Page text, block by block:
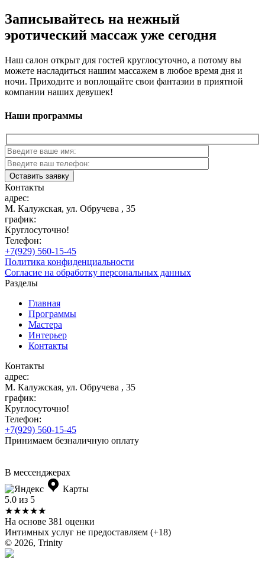
Записывайтесь на нежный
эротический массаж уже сегодня
Наш салон открыт для гостей круглосуточно, а потому вы
можете насладиться нашим массажем в любое время дня и
ночи. Приходите и воплощайте свои фантазии в приятной
компании наших девушек!
Наши программы
Контакты
адрес:
М. Калужская, ул. Обручева , 35
график:
Круглосуточно!
Телефон:
+7(929) 560-15-45
Политика конфиденциальности
Согласие на обработку персональных данных
Разделы
Главная
Программы
Мастера
Интерьер
Контакты
Контакты
адрес:
М. Калужская, ул. Обручева , 35
график:
Круглосуточно!
Телефон:
+7(929) 560-15-45
Принимаем безналичную оплату
В мессенджерах
Карты
5.0 из 5
★★★★★
На основе 381 оценки
Интимных услуг не предоставляем (+18)
© 2026, Trinity